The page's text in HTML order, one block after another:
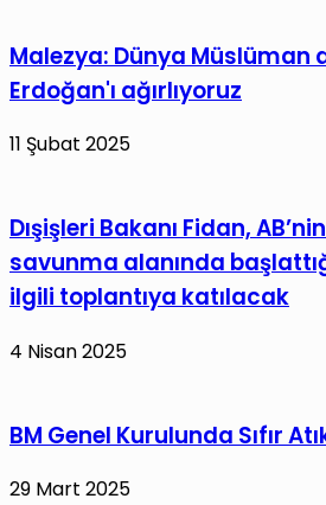
Malezya: Dünya Müslüman
Erdoğan'ı ağırlıyoruz
11 Şubat 2025
Dışişleri Bakanı Fidan,
savunma alanında
ilgili toplantıya katılacak
4 Nisan 2025
BM Genel Kurulunda Sıfır
29 Mart 2025